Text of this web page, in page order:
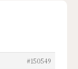
#150549